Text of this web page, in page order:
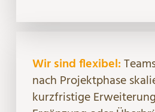
Wir sind flexibel:
nach Projektphase
kurzfristige